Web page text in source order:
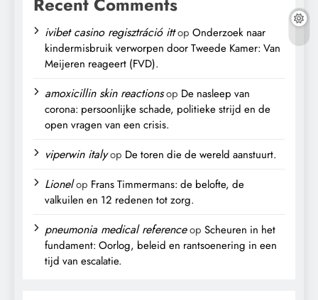
ivibet casino regisztráció ittop Onderzoek naar
kindermisbruik verworpen door Tweede Kamer: Van
Meijeren reageert (FVD).
amoxicillin skin reactionsop De nasleep van
corona: persoonlijke schade, politieke strijd en de
open vragen van een crisis.
viperwin italyop De toren die de wereld aanstuurt.
Lionelop Frans Timmermans: de belofte, de
valkuilen en 12 redenen tot zorg.
pneumonia medical referenceop Scheuren in het
fundament: Oorlog, beleid en rantsoenering in een
tijd van escalatie.